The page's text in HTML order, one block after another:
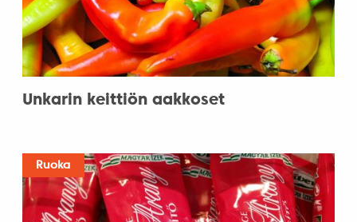
Unkarin keittiön aakkoset
Ruoka